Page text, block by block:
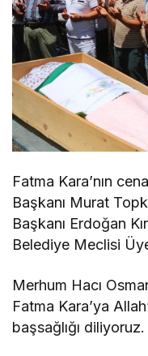
Fatma Kara’nın
Başkanı Murat
Başkanı Erdoğan
Belediye Meclisi
Merhum Hacı
Fatma Kara’ya
başsağlığı diliyoruz.